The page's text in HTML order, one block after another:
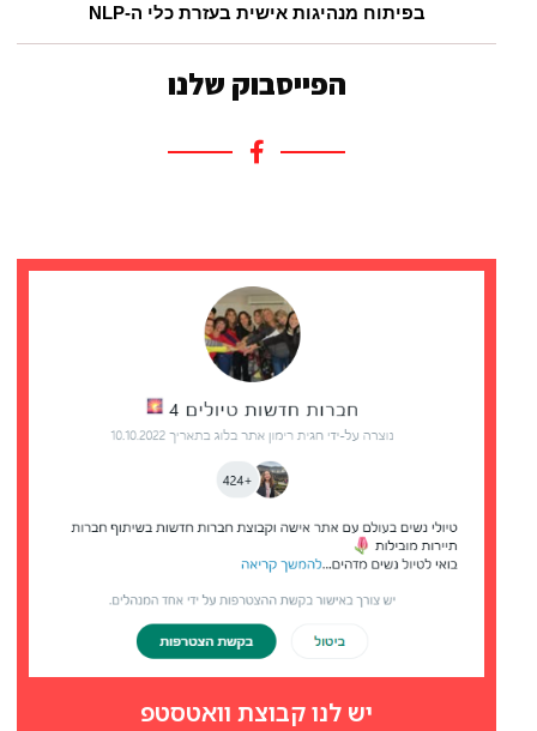
בפיתוח מנהיגות אישית בעזרת כלי ה-NLP
הפייסבוק שלנו
יש לנו קבוצת וואטסטפ